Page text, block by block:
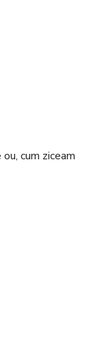
cum ziceam